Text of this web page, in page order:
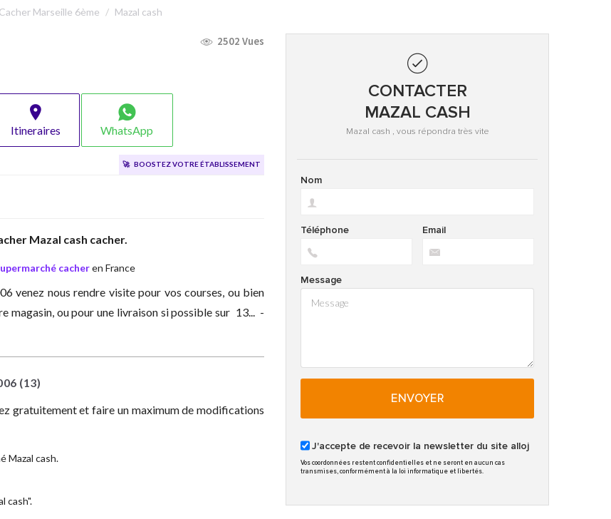
Marseille 6ème Mazal cash
2502 Vues
Itineraires WhatsApp
🚀 Boostez votre établissement
Mazal cash cacher.
cacheren France
venez nous rendre visite pour vos courses, ou bien
magasin, ou pour une livraison si possible sur 13... -
(13)
gratuitement et faire un maximum de modifications
Mazal cash.
cash".
CONTACTER
MAZAL CASH
Mazal cash , vous répondra très vite
Nom
Email
Téléphone
Message
ENVOYER
J'accepte de recevoir la newsletter du site alloj
Vos coordonnées restent confidentielles et ne seront en aucun cas
transmises, conformément à la loi informatique et libertés.